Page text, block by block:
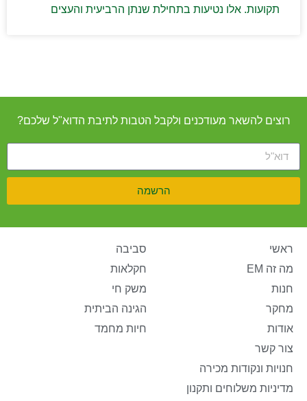
תקועות. אלו נטיעות בתחילת שנתן הרביעית והעצים
רוצים להשאר מעודכנים ולקבל הטבות לתיבת הדוא"ל שלכם?
הרשמה
ראשי
מה זה EM
חנות
מחקר
אודות
צור קשר
חנויות ונקודות מכירה
מדיניות משלוחים ותקנון
סביבה
חקלאות
משק חי
הגינה הביתית
חיות מחמד